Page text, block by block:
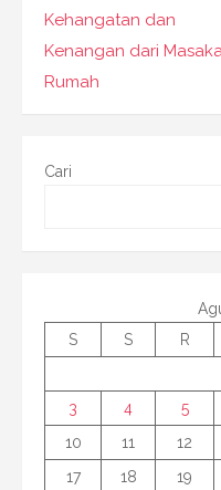
Kehangatan dan
Kenangan dari
Rumah
Cari
S
S R
3
4 5
10
11 12
17
18 19